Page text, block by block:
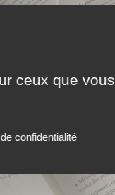
ceux que vous
confidentialité